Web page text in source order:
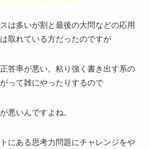
は多いが割と最後の大問などの応用
取れている方だったのですが
答率が悪い。粘り強く書き出す系の
って雑にやったりするので
悪いんですよね。
にある思考力問題にチャレンジをや